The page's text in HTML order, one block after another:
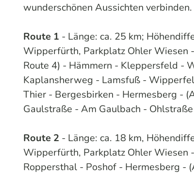
wunderschönen Aussichten verbinden.
Route 1 - Länge: ca. 25 km;
Wipperfürth, Parkplatz Ohler Wiesen
Route 4) - Hämmern - Kleppersfeld -
Kaplansherweg - Lamsfuß -
Thier - Bergesbirken - Hermesberg -
Gaulstraße - Am Gaulbach -
Route 2 - Länge: ca. 18 km,
Wipperfürth, Parkplatz Ohler Wiesen
Roppersthal - Poshof - Hermesberg -